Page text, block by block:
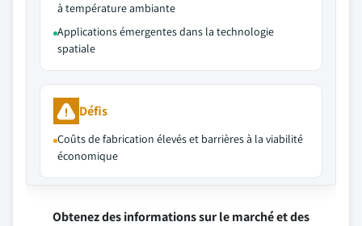
à température ambiante
Applications émergentes dans la technologie
spatiale
Défis
Coûts de fabrication élevés et barrières à la viabilité
économique
Obtenez des informations sur le marché et des